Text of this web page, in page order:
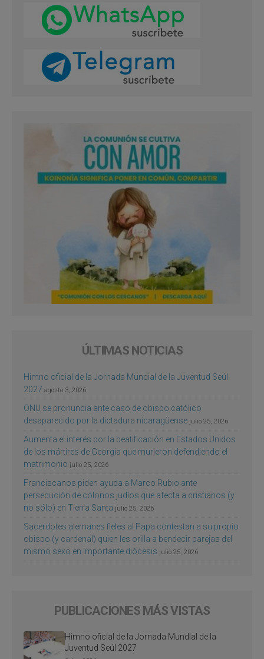
ÚLTIMAS NOTICIAS
Himno oficial de la Jornada Mundial de la Juventud Seúl
2027 agosto 3, 2026
ONU se pronuncia ante caso de obispo católico
desaparecido por la dictadura nicaragüense julio 25, 2026
Aumenta el interés por la beatificación en Estados Unidos
de los mártires de Georgia que murieron defendiendo el
matrimonio julio 25, 2026
Franciscanos piden ayuda a Marco Rubio ante
persecución de colonos judíos que afecta a cristianos (y
no sólo) en Tierra Santa julio 25, 2026
Sacerdotes alemanes fieles al Papa contestan a su propio
obispo (y cardenal) quien les orilla a bendecir parejas del
mismo sexo en importante diócesis julio 25, 2026
PUBLICACIONES MÁS VISTAS
Himno oficial de la Jornada Mundial de la
Juventud Seúl 2027